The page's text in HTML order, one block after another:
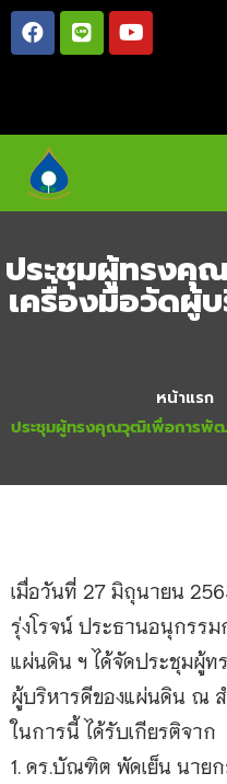
ประชุมผู้ทรง
เครื่องมือวัดผู้
หน้าแรก
ประชุมผู้ทรงคุณวุฒิเพื่อการพั
เมื่อวันที่ 27 มิถุนายน
รุ่งโรจน์ ประธานอนุกรรม
แผ่นดิน ฯ ได้จัดประชุมผู้
ผู้บริหารดีของแผ่นดิน ณ
ในการนี้ ได้รับเกียรติจาก
1. ดร.บัณฑิต พัดเย็น นาย